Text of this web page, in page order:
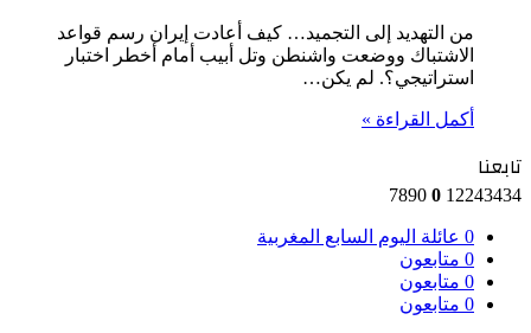
من التهديد إلى التجميد… كيف أعادت إيران رسم قواعد
الاشتباك ووضعت واشنطن وتل أبيب أمام أخطر اختبار
استراتيجي؟. لم يكن…
أكمل القراءة »
تابعنا
12243434
0
0 عائلة اليوم السابع المغربية
0 متابعون
0 متابعون
0 متابعون